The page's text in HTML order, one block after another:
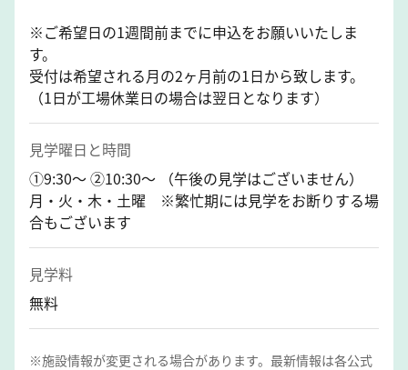
※ご希望日の1週間前までに申込をお願いいたしま
す。
受付は希望される月の2ヶ月前の1日から致します。
（1日が工場休業日の場合は翌日となります）
見学曜日と時間
①9:30～ ②10:30～ （午後の見学はございません）
月・火・木・土曜 ※繁忙期には見学をお断りする場
合もございます
見学料
無料
※施設情報が変更される場合があります。最新情報は各公式